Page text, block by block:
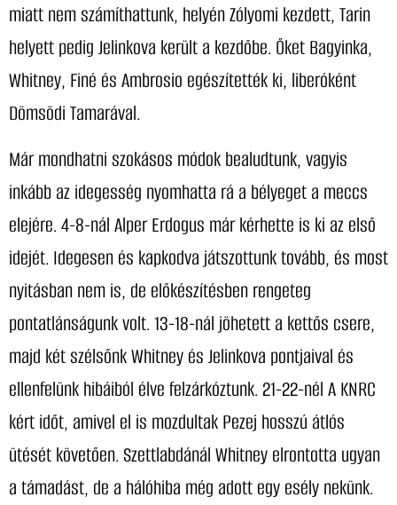
miatt nem számíthattunk, helyén Zólyomi kezdett, Tarin
helyett pedig Jelinkova került a kezdőbe. Őket Bagyinka,
Whitney, Finé és Ambrosio egészítették ki, liberóként
Dömsödi Tamarával.
Már mondhatni szokásos módok bealudtunk, vagyis
inkább az idegesség nyomhatta rá a bélyeget a meccs
elejére. 4-8-nál Alper Erdogus már kérhette is ki az első
idejét. Idegesen és kapkodva játszottunk tovább, és most
nyitásban nem is, de előkészítésben rengeteg
pontatlánságunk volt. 13-18-nál jöhetett a kettős csere,
majd két szélsőnk Whitney és Jelinkova pontjaival és
ellenfelünk hibáiból élve felzárkóztunk. 21-22-nél A KNRC
kért időt, amivel el is mozdultak Pezej hosszú átlós
ütését követően. Szettlabdánál Whitney elrontotta ugyan
a támadást, de a hálóhiba még adott egy esély nekünk.